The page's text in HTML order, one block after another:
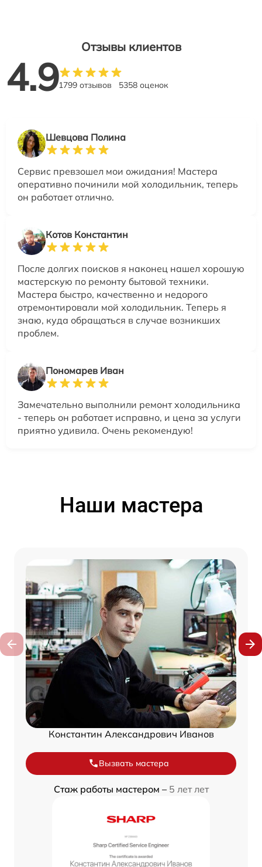
Отзывы клиентов
4.91799 отзывов 5358 оценок
Шевцова Полина
Сервис превзошел мои ожидания! Мастера
оперативно починили мой холодильник, теперь
он работает отлично.
Котов Константин
После долгих поисков я наконец нашел хорошую
мастерскую по ремонту бытовой техники.
Мастера быстро, качественно и недорого
отремонтировали мой холодильник. Теперь я
знаю, куда обращаться в случае возникших
проблем.
Пономарев Иван
Замечательно выполнили ремонт холодильника
- теперь он работает исправно, и цена за услуги
приятно удивила. Очень рекомендую!
Наши мастера
Константин Александрович Иванов
Вызвать мастера
Стаж работы мастером – 5 лет лет